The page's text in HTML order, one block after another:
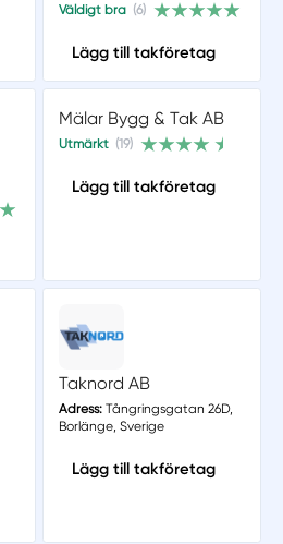
Väldigt bra (6)
Lägg till takföretag
Mälar Bygg & Tak AB
Utmärkt (19)
Lägg till takföretag
Taknord AB
Adress:Tångringsgatan 26D,
Borlänge, Sverige
Lägg till takföretag